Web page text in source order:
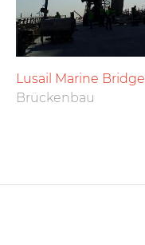
Lusail Marine Bridge
Brückenbau